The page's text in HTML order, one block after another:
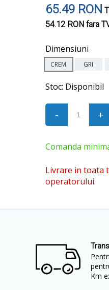
65.49 RON
54.12 RONfara
Dimensiuni
CREM GRI
Stoc: Disponibil
- +
Comanda
Livrare in toata
operatorului.
Km